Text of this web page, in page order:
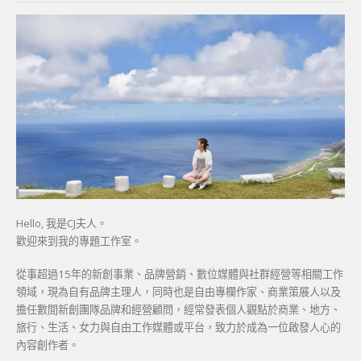
Hello, 我是CJ夫人。
歡迎來到我的專題工作室。
從事超過15年的新創事業、品牌營銷、數位媒體與社群經營等相關工作
領域，現為自有品牌主理人，同時也是自由專欄作家、商業策展人以及
擔任數間新創團隊品牌和經營顧問，經常發表個人觀點於商業、地方、
旅行、生活、女力與自由工作媒體或平台，致力於成為一位啟發人心的
內容創作者。